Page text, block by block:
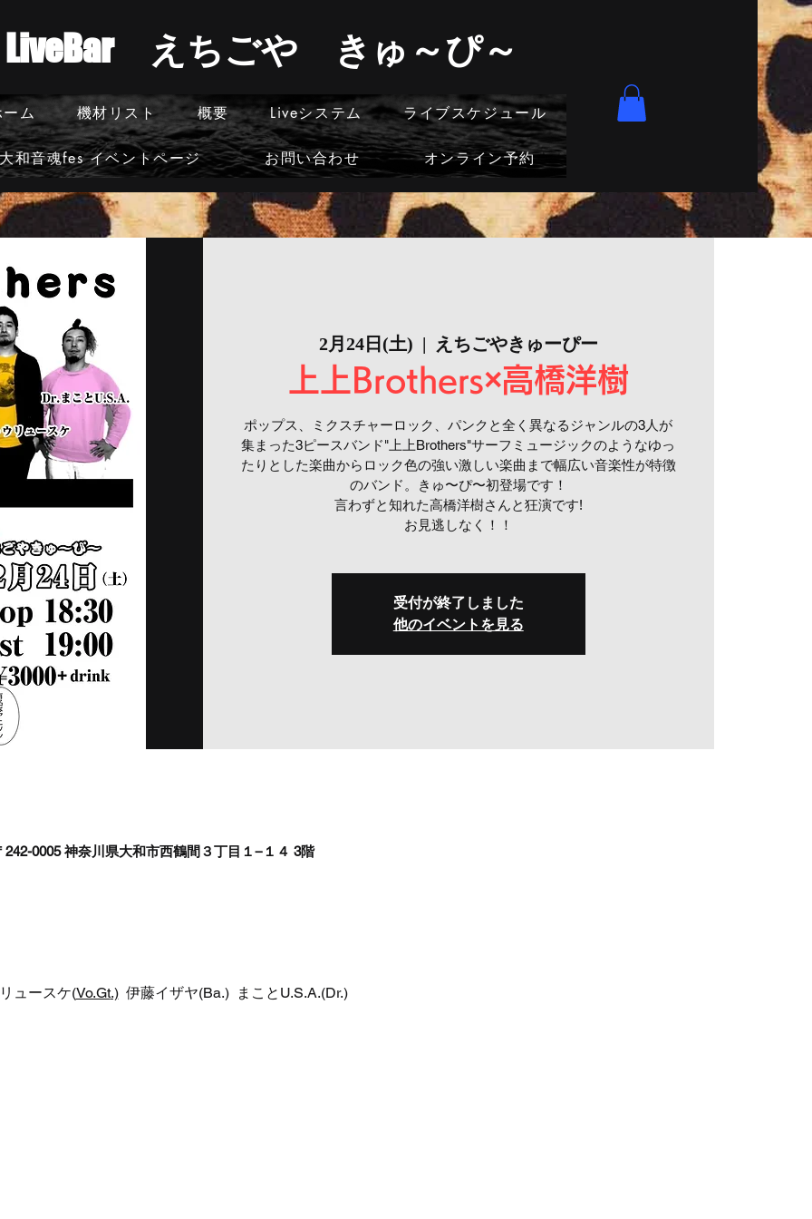
​LiveBar えちごや きゅ～ぴ～
ム 機材リスト 概要 Liveシステム ライブスケジュール
大和音魂fes イベントページ お問い合わせ オンライン予約
2月24日(土)
  |
えちごやきゅーぴー
上上Brothers×高橋洋樹
ポップス、ミクスチャーロック、パンクと全く異なるジャンルの3人が
集まった3ピースバンド"上上Brothers"サーフミュージックのようなゆっ
たりとした楽曲からロック色の強い激しい楽曲まで幅広い音楽性が特徴
のバンド。きゅ〜ぴ〜初登場です！
言わずと知れた高橋洋樹さんと狂演です!
お見逃しなく！！
受付が終了しました
他のイベントを見る
0005 神奈川県大和市西鶴間３丁目１−１４ 3階
ュースケ(Vo.Gt.)
  伊藤イザヤ(Ba.)  まことU.S.A.(Dr.)